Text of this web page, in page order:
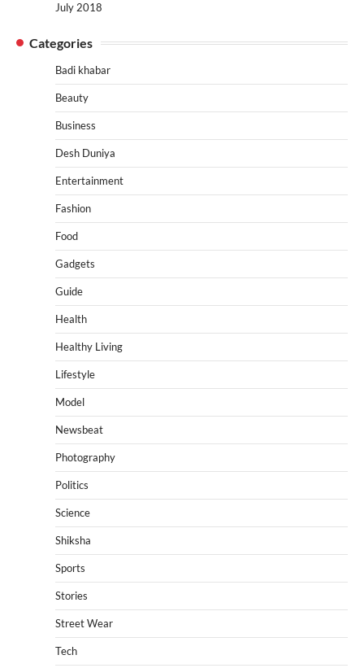
July 2018
Categories
Badi khabar
Beauty
Business
Desh Duniya
Entertainment
Fashion
Food
Gadgets
Guide
Health
Healthy Living
Lifestyle
Model
Newsbeat
Photography
Politics
Science
Shiksha
Sports
Stories
Street Wear
Tech